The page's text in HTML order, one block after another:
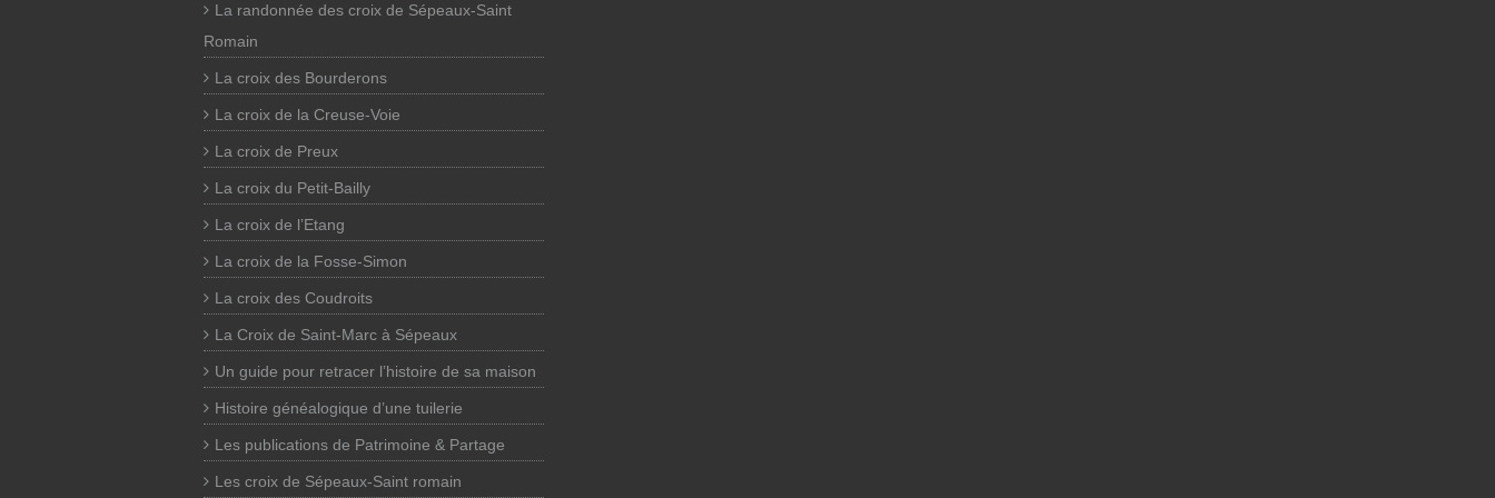
La randonnée des croix de Sépeaux-Saint
Romain
La croix des Bourderons
La croix de la Creuse-Voie
La croix de Preux
La croix du Petit-Bailly
La croix de l’Etang
La croix de la Fosse-Simon
La croix des Coudroits
La Croix de Saint-Marc à Sépeaux
Un guide pour retracer l’histoire de sa maison
Histoire généalogique d’une tuilerie
Les publications de Patrimoine & Partage
Les croix de Sépeaux-Saint romain